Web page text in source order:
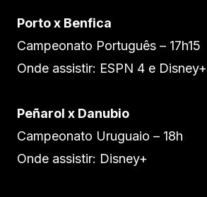
Porto x Benfica
Campeonato Português – 17h15
Onde assistir: ESPN 4 e Disney+
Peñarol x Danubio
Campeonato Uruguaio – 18h
Onde assistir: Disney+